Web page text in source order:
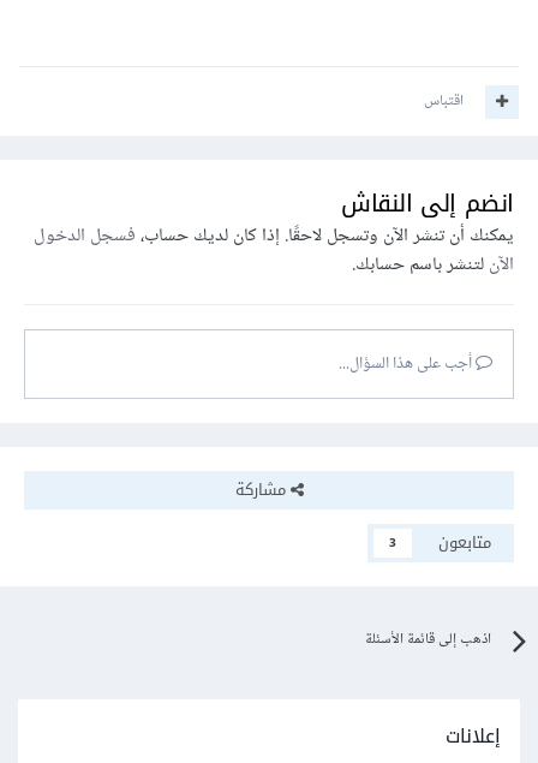
اقتباس
انضم إلى النقاش
يمكنك أن تنشر الآن وتسجل لاحقًا. إذا كان لديك حساب،فسجل الدخول
الآنلتنشر باسم حسابك.
أجب على هذا السؤال...
مشاركة
متابعون
3
اذهب إلى قائمة الأسئلة
إعلانات